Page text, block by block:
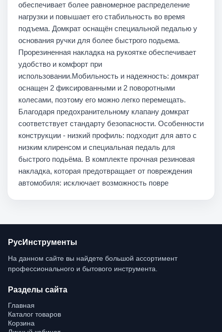
обеспечивает более равномерное распределение
нагрузки и повышает его стабильность во время
подъема. Домкрат оснащён специальной педалью у
основания ручки для более быстрого подьема.
Прорезиненная накладка на рукоятке обеспечивает
удобство и комфорт при
использовании.Мобильность и надежность: домкрат
оснащен 2 фиксированными и 2 поворотными
колесами, поэтому его можно легко перемещать.
Благодаря предохранительному клапану домкрат
соответствует стандарту безопасности. Особенности
конструкции - низкий профиль: подходит для авто с
низким клиренсом и специальная педаль для
быстрого подьёма. В комплекте прочная резиновая
накладка, которая предотвращает от повреждения
автомобиля: исключает возможность повре
РусИнструменты
На данном сайте вы найдете большой ассортимент
профессионального и бытового инструмента.
Разделы сайта
Главная
Каталог товаров
Корзина